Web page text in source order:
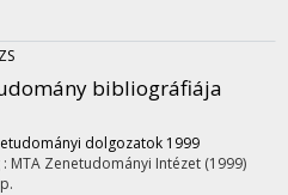
bibliográfiája
dolgozatok 1999
MTA Zenetudományi Intézet (1999)